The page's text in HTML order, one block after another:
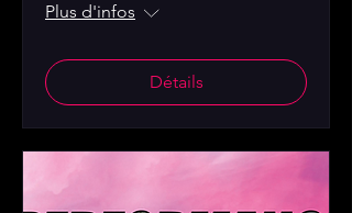
Plus d'infos
Détails